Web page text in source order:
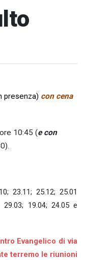
presenza) con cena
10:45 (e con
23.11; 25.12; 25.01
19.04; 24.05 e
Evangelico di via
terremo le riunioni